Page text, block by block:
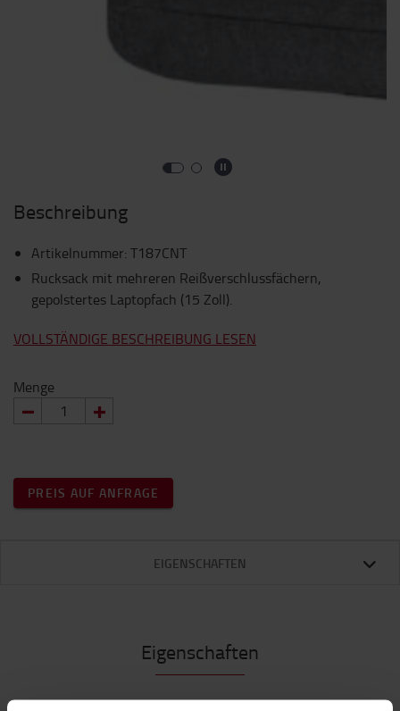
Beschreibung
Artikelnummer: T187CNT
Rucksack mit mehreren Reißverschlussfächern,
gepolstertes Laptopfach (15 Zoll).
VOLLSTÄNDIGE BESCHREIBUNG LESEN
Menge
PREIS AUF ANFRAGE
EIGENSCHAFTEN
Eigenschaften